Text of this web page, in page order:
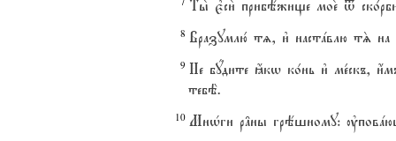
Ты2 є3си2 прибёжище мое2 t
8 Вразумлю1 тz, и3 настaвлю тS
9 Не бyдите ћкw ко1нь и3 ме1скъ,
тебЁ.
10 МнHги р†ны грёшному: